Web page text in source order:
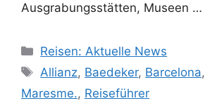
Ausgrabungsstätten, Museen …
Kategorien
Reisen: Aktuelle News
Schlagwörter
Allianz, Baedeker, Barcelona,
Maresme., Reiseführer